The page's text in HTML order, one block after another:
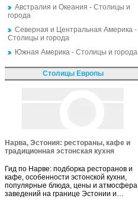
Австралия и Океания - Столицы и
города
Северная и Центральная Америка -
Столицы и города
Южная Америка - Столицы и города
Столицы Европы
Нарва, Эстония: рестораны, кафе и
традиционная эстонская кухня
Гид по Нарве: подборка ресторанов и
кафе, особенности эстонской кухни,
популярные блюда, цены и атмосфера
заведений на границе Эстонии и…